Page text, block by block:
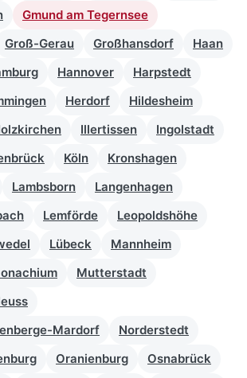
Gmund am Tegernsee
Groß-Gerau Großhansdorf
Haan
Hannover
Harpstedt
Herdorf
Hildesheim
Illertissen
Ingolstadt
Köln
Kronshagen
Lambsborn
Langenhagen
Lemförde
Leopoldshöhe
Lübeck
Mannheim
Mutterstadt
Mardorf
Norderstedt
Oranienburg
Osnabrück